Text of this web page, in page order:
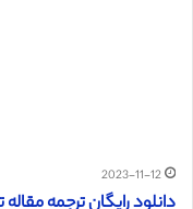
2023-11-12